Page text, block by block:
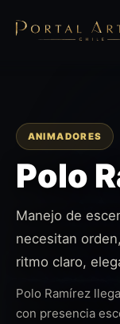
ANIMADORES
Polo
Manejo de
necesitan
ritmo claro,
Polo Ramírez
con presencia